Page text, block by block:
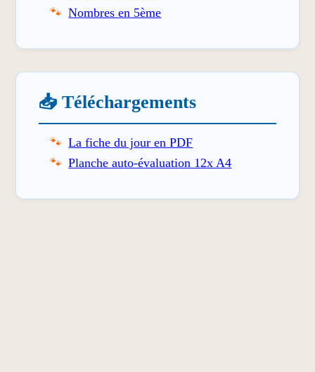
Nombres en 5ème
📥 Téléchargements
La fiche du jour en PDF
Planche auto-évaluation 12x A4